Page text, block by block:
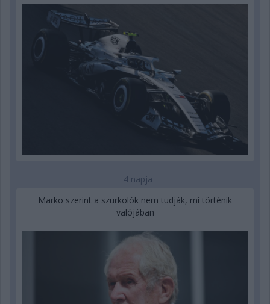
4 napja
Marko szerint a szurkolók nem tudják, mi történik
valójában